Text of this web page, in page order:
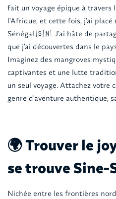
fait un voyage épique à travers
l'Afrique, et cette fois, j'ai placé
Sénégal 🇸🇳. J'ai hâte de
que j'ai découvertes dans le
Imaginez des mangroves
captivantes et une lutte
un seul voyage. Attachez votre
genre d'aventure authentique,
🌍 Trouver le
se trouve Sine-
Nichée entre les frontières